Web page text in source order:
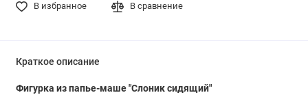
В избранное В сравнение
Краткое описание
Фигурка из папье-маше "Слоник сидящий"